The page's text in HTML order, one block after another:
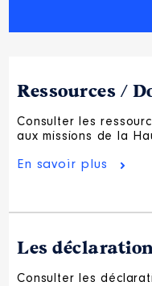
Ressources /
Consulter les
aux missions de la
En savoir plus
Les
Consulter les